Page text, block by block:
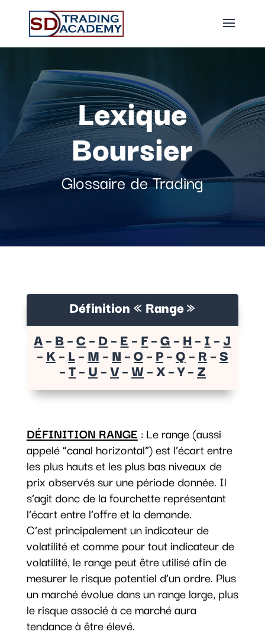
Lexique
Boursier
Glossaire de Trading
Définition « Range »
A–B–C–D–E–F–G–H–I –J
–K–L–M–N–O–P–Q–R–S
–T–U–V–W– X – Y –Z
DÉFINITION RANGE : Le range (aussi
appelé “canal horizontal”) est l’écart entre
les plus hauts et les plus bas niveaux de
prix observés sur une période donnée. Il
s’agit donc de la fourchette représentant
l’écart entre l’offre et la demande.
C’est principalement un indicateur de
volatilité et comme pour tout indicateur de
volatilité, le range peut être utilisé afin de
mesurer le risque potentiel d’un ordre. Plus
un marché évolue dans un range large, plus
le risque associé à ce marché aura
tendance à être élevé.